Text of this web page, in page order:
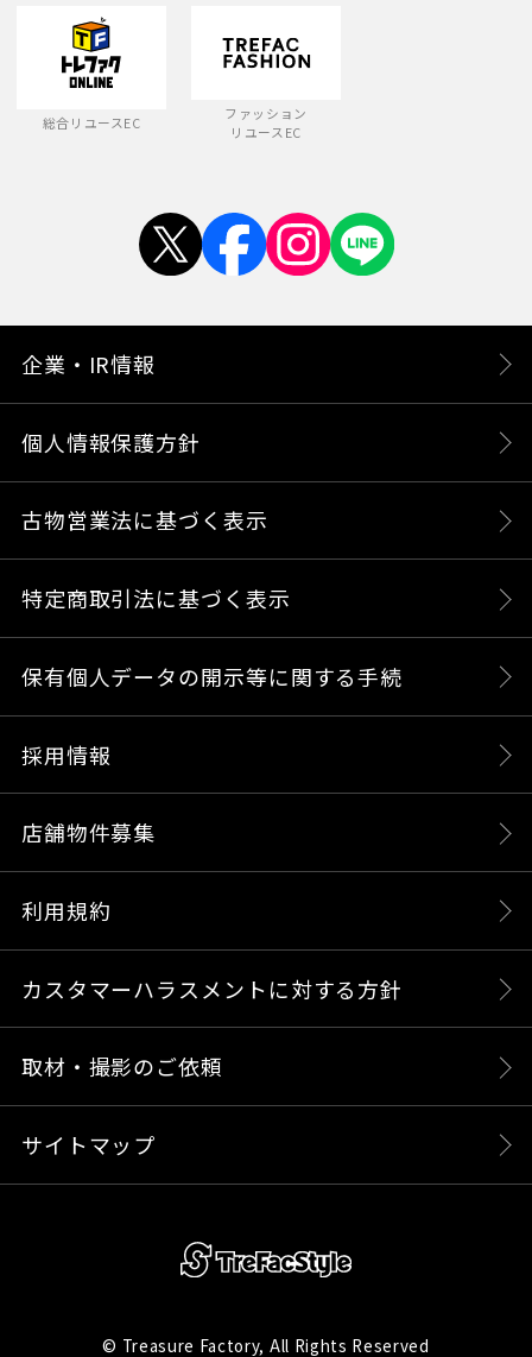
総合リユースEC
ファッション
リユースEC
企業・IR情報
個人情報保護方針
古物営業法に基づく表示
特定商取引法に基づく表示
保有個人データの開示等に関する手続
採用情報
店舗物件募集
利用規約
カスタマーハラスメントに対する方針
取材・撮影のご依頼
サイトマップ
© Treasure Factory, All Rights Reserved